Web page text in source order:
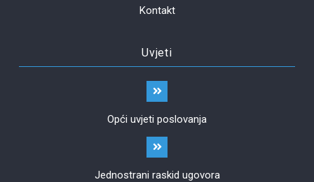
Kontakt
Uvjeti
Opći uvjeti poslovanja
Jednostrani raskid ugovora